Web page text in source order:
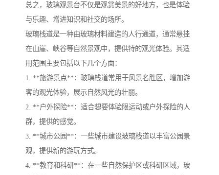
总之，玻璃观景台不仅是观赏美景的好地方，也是体验
与乐趣、增进知识和社交的场所。
玻璃栈道是一种由玻璃材料建造的人行通道，通常悬挂
在山崖、峡谷等自然景观中，提供特的观光体验。其适
用范围主要包括以下几个方面：
1. **旅游景点**：玻璃栈道常用于风景名胜区，增加游
客的观光体验，展示自然风光的壮丽。
2. **户外探险**：适合想要体验限运动或户外探险的人
群，提供的感觉。
3. **城市公园**：一些城市建设玻璃栈道以丰富公园景
观，提供新的游玩方式。
4. **教育和科研**：在一些自然保护区或科研区域，玻